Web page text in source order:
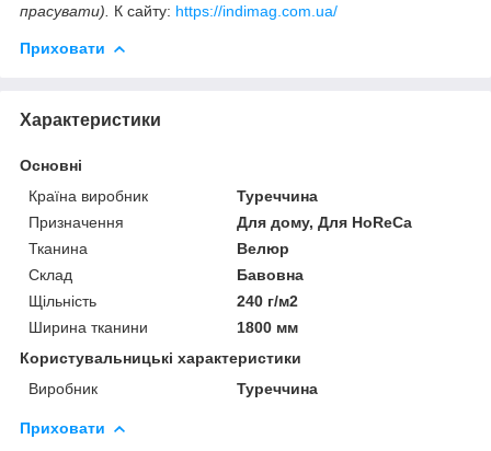
прасувати). К сайту: https://indimag.com.ua/
Приховати
Характеристики
Основні
Країна виробник
Туреччина
Призначення
Для дому, Для HoReCa
Тканина
Велюр
Склад
Бавовна
Щільність
240 г/м2
Ширина тканини
1800 мм
Користувальницькі характеристики
Виробник
Туреччина
Приховати